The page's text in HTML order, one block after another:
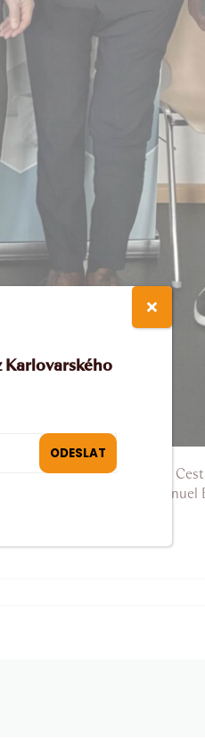
Zaus – předseda spolku
ve městě Küps, Dr.
Karlovarského